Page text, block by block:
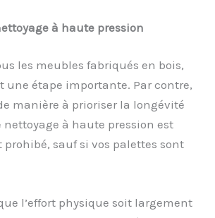
à haute pression
les meubles fabriqués en bois,
une étape importante. Par contre,
manière à prioriser la longévité
nettoyage à haute pression est
sauf si vos palettes sont
l’effort physique soit largement